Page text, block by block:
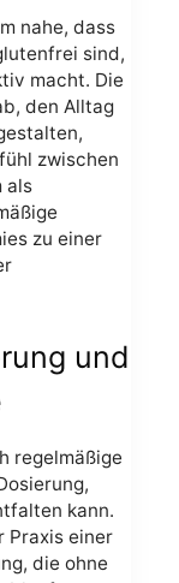
nahe, dass
sind,
macht. Die
den Alltag
zwischen
als
zu einer
und
regelmäßige
kann.
Praxis einer
die ohne